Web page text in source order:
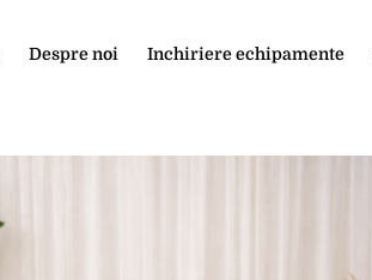
Despre noi Inchiriere echipamente